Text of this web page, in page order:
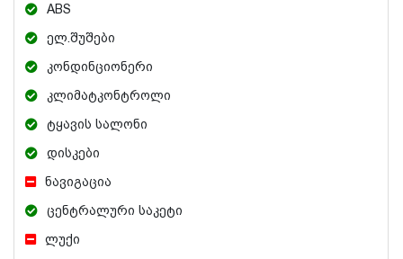
ABS
ელ.შუშები
კონდინციონერი
კლიმატკონტროლი
ტყავის სალონი
დისკები
ნავიგაცია
ცენტრალური საკეტი
ლუქი